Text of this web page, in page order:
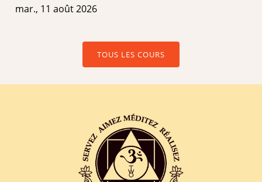
mar., 11 août 2026
TOUS LES COURS